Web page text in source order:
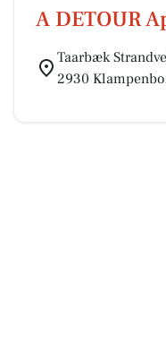
A DETOUR
Taarbæk
2930